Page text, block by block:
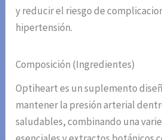
y reducir el riesgo de
hipertensión.
Composición (Ingredientes)
Optiheart es un suplemento
mantener la presión arterial
saludables, combinando una